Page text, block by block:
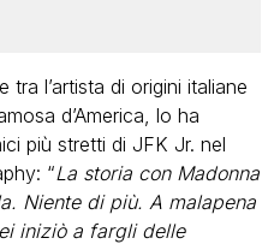
l’artista di origini italiane
d’America, lo ha
più stretti di JFK Jr. nel
“La storia con Madonna
Niente di più. A malapena
iniziò a fargli delle